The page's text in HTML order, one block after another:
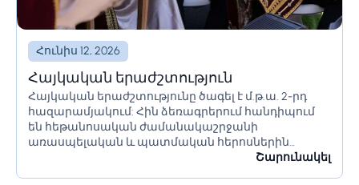
Հունիս 12, 2026
Հայկական երաժշտություն
Հայկական երաժշտությունը ծագել է մ.թ.ա. 2-րդ
հազարամյակում: Հին ձեռագրերում հանդիպում
են հեթանոսական ժամանակաշրջանի
առասպելական և պատմական հերոսներին
վերաբերող երգեր (Վահագնի, Արա Գեղեցիկ և
Շարունակել